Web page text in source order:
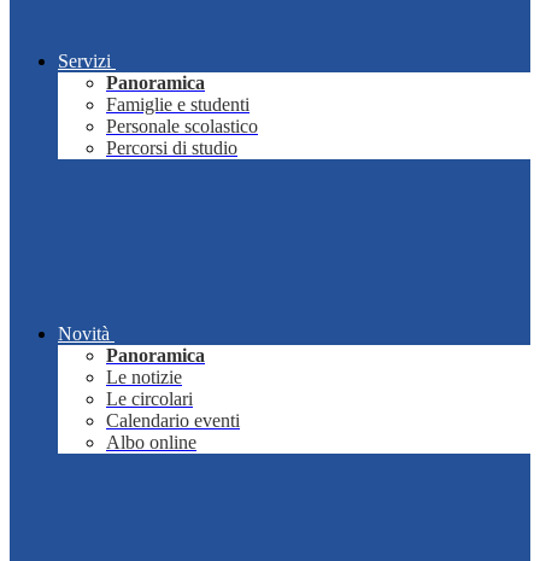
Servizi
Panoramica
Famiglie e studenti
Personale scolastico
Percorsi di studio
Novità
Panoramica
Le notizie
Le circolari
Calendario eventi
Albo online